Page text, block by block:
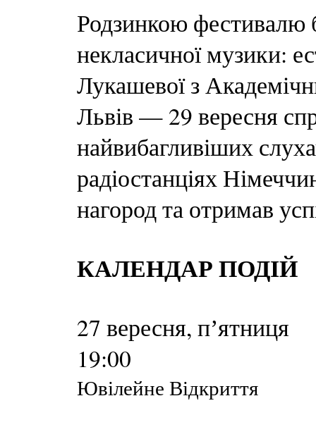
Родзинкою фестивалю
некласичної музики:
Лукашевої з
Львів — 29 вересня
найвибагливіших
радіостанціях
нагород та отримав
КАЛЕНДАР ПОДІЙ
27 вересня, пʼятниця
19:00
Ювілейне Відкриття